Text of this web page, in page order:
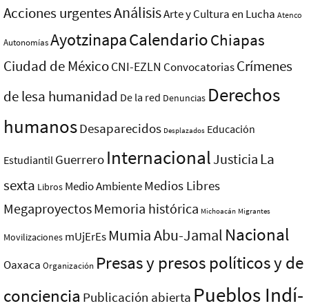
Acciones urgentesAnálisisArte y Cultura en Lucha Atenco
AutonomíasAyotzinapaCalendarioChiapas
Ciudad de MéxicoCNI-EZLN ConvocatoriasCrímenes
de lesa humanidad De la red Denuncias Derechos
humanosDesaparecidos Desplazados Educación
Estudiantil Guerrero InternacionalJusticia La
sexta Libros Medio AmbienteMedios Libres
MegaproyectosMemoria histórica Michoacán Migrantes
Movilizaciones mUjErEs Mumia Abu-Jamal Nacional
Oaxaca Organización Presas y presos polí­ticos y de
conciencia Publicación abierta Pueblos Indí­